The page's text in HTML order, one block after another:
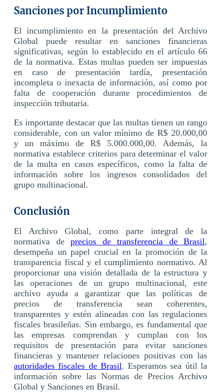
Sanciones por Incumplimiento
El incumplimiento en la presentación del Archivo
Global puede resultar en sanciones financieras
significativas, según lo establecido en el artículo 66
de la normativa. Estas multas pueden ser impuestas
en caso de presentación tardía, presentación
incompleta o inexacta de información, así como por
falta de cooperación durante procedimientos de
inspección tributaria.
Es importante destacar que las multas tienen un rango
considerable, con un valor mínimo de R$ 20.000,00
y un máximo de R$ 5.000.000,00. Además, la
normativa establece criterios para determinar el valor
de la multa en casos específicos, como la falta de
información sobre los ingresos consolidados del
grupo multinacional.
Conclusión
El Archivo Global, como parte integral de la
normativa de precios de transferencia de Brasil,
desempeña un papel crucial en la promoción de la
transparencia fiscal y el cumplimiento normativo. Al
proporcionar una visión detallada de la estructura y
las operaciones de un grupo multinacional, este
archivo ayuda a garantizar que las políticas de
precios de transferencia sean coherentes,
transparentes y estén alineadas con las regulaciones
fiscales brasileñas. Sin embargo, es fundamental que
las empresas comprendan y cumplan con los
requisitos de presentación para evitar sanciones
financieras y mantener relaciones positivas con las
autoridades fiscales de Brasil. Esperamos sea útil la
información sobre las Normas de Precios Archivo
Global y Sanciones en Brasil.